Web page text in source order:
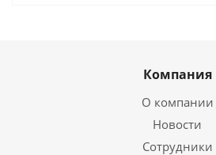
Компания
О компании
Новости
Сотрудники